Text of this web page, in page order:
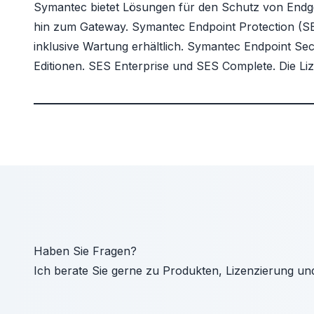
Symantec bietet Lösungen für den Schutz von
hin zum Gateway. Symantec Endpoint Protection
inklusive Wartung erhältlich. Symantec Endpoint
Editionen. SES Enterprise und SES Complete. Die
Haben Sie Fragen?
Ich berate Sie gerne zu Produkten, Lizenzierung